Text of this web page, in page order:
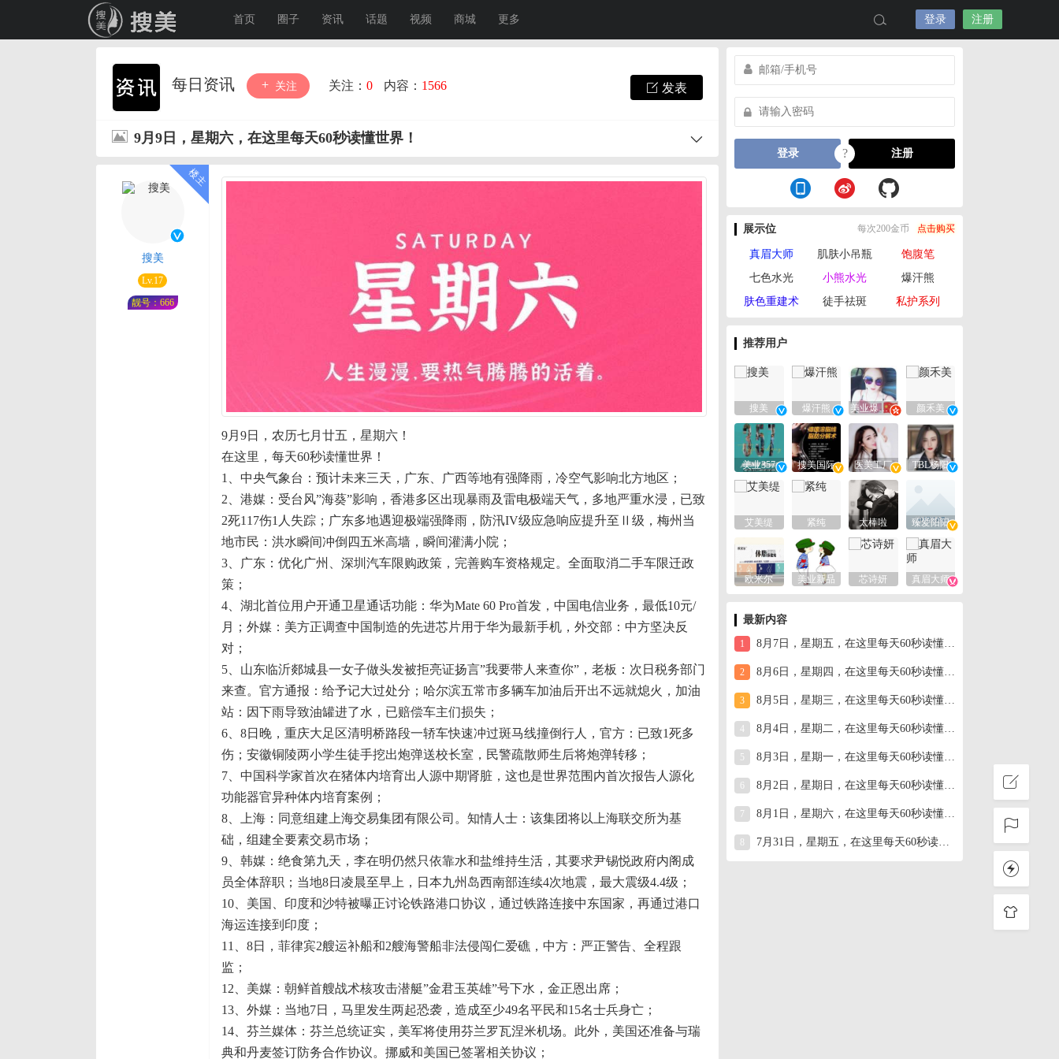
首页 圈子 资讯 话题 视频 商城 更多 登录 注册
每日资讯 关注 关注： 0 内容： 1566 发表
9月9日，星期六，在这里每天60秒读懂世界！
搜美
Lv.17
靓号：666
9月9日，农历七月廿五，星期六！
在这里，每天60秒读懂世界！
1、中央气象台：预计未来三天，广东、广西等地有强降雨，冷空气影响北方地区；
2、港媒：受台风”海葵”影响，香港多区出现暴雨及雷电极端天气，多地严重水浸，已致
2死117伤1人失踪；广东多地遇迎极端强降雨，防汛IV级应急响应提升至Ⅱ级，梅州当
地市民：洪水瞬间冲倒四五米高墙，瞬间灌满小院；
3、广东：优化广州、深圳汽车限购政策，完善购车资格规定。全面取消二手车限迁政
策；
4、湖北首位用户开通卫星通话功能：华为Mate 60 Pro首发，中国电信业务，最低10元/
月；外媒：美方正调查中国制造的先进芯片用于华为最新手机，外交部：中方坚决反
对；
5、山东临沂郯城县一女子做头发被拒亮证扬言”我要带人来查你”，老板：次日税务部门
来查。官方通报：给予记大过处分；哈尔滨五常市多辆车加油后开出不远就熄火，加油
站：因下雨导致油罐进了水，已赔偿车主们损失；
6、8日晚，重庆大足区清明桥路段一轿车快速冲过斑马线撞倒行人，官方：已致1死多
伤；安徽铜陵两小学生徒手挖出炮弹送校长室，民警疏散师生后将炮弹转移；
7、中国科学家首次在猪体内培育出人源中期肾脏，这也是世界范围内首次报告人源化
功能器官异种体内培育案例；
8、上海：同意组建上海交易集团有限公司。知情人士：该集团将以上海联交所为基
础，组建全要素交易市场；
9、韩媒：绝食第九天，李在明仍然只依靠水和盐维持生活，其要求尹锡悦政府内阁成
员全体辞职；当地8日凌晨至早上，日本九州岛西南部连续4次地震，最大震级4.4级；
10、美国、印度和沙特被曝正讨论铁路港口协议，通过铁路连接中东国家，再通过港口
海运连接到印度；
11、8日，菲律宾2艘运补船和2艘海警船非法侵闯仁爱礁，中方：严正警告、全程跟
监；
12、美媒：朝鲜首艘战术核攻击潜艇”金君玉英雄”号下水，金正恩出席；
13、外媒：当地7日，马里发生两起恐袭，造成至少49名平民和15名士兵身亡；
14、芬兰媒体：芬兰总统证实，美军将使用芬兰罗瓦涅米机场。此外，美国还准备与瑞
典和丹麦签订防务合作协议。挪威和美国已签署相关协议；
登录 ? 注册
展示位 每次200金币 点击购买
真眉大师 肌肤小吊瓶
饱腹笔
七色水光
小熊水光
爆汗熊
肤色重建术
徒手祛斑 私护系列
推荐用户
搜美 爆汗熊 美业爆款平台 颜禾美
美业357 搜美国际 医美工厂 TBL杨阳
艾美缇 紧纯 太棒啦 臻爱阳阳
欧米尔 美业新品 芯诗妍 真眉大师
最新内容
1 8月7日，星期五，在这里每天60秒读懂世界！
2 8月6日，星期四，在这里每天60秒读懂世界！
3 8月5日，星期三，在这里每天60秒读懂世界！
4 8月4日，星期二，在这里每天60秒读懂世界！
5 8月3日，星期一，在这里每天60秒读懂世界！
6 8月2日，星期日，在这里每天60秒读懂世界！
7 8月1日，星期六，在这里每天60秒读懂世界！
7月31日，星期五，在这里每天60秒读懂世界！